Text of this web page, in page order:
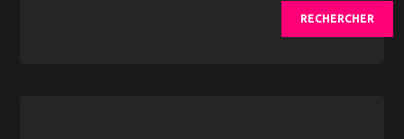
RECHERCHER